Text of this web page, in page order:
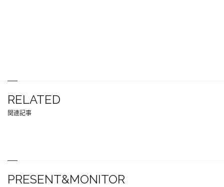
RELATED
関連記事
PRESENT&MONITOR